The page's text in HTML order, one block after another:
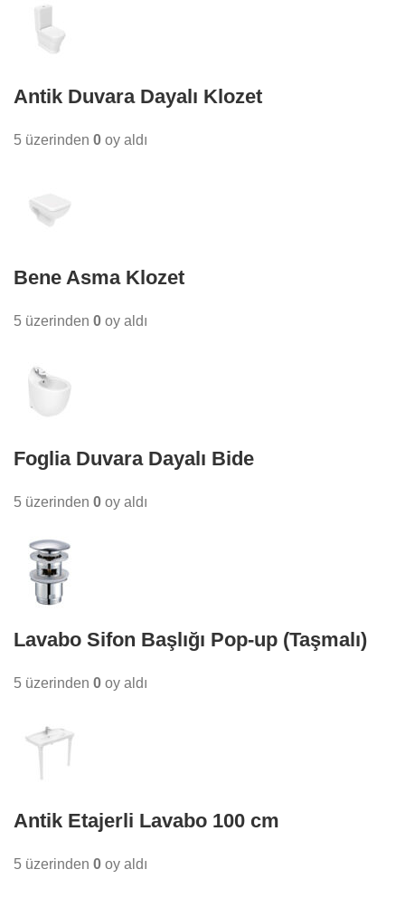
Antik Duvara Dayalı Klozet
5 üzerinden 0 oy aldı
Bene Asma Klozet
5 üzerinden 0 oy aldı
Foglia Duvara Dayalı Bide
5 üzerinden 0 oy aldı
Lavabo Sifon Başlığı Pop-up (Taşmalı)
5 üzerinden 0 oy aldı
Antik Etajerli Lavabo 100 cm
5 üzerinden 0 oy aldı